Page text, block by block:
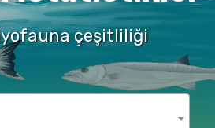
çeşitliliği